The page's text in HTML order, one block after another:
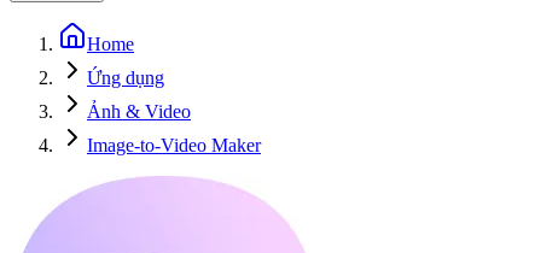
Home
Ứng dụng
Ảnh & Video
Image-to-Video Maker